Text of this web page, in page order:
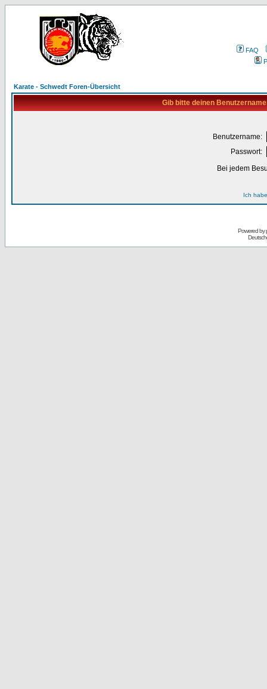
FAQ
Karate - Schwedt Foren-Übersicht
Gib bitte deinen
Benutzername:
Passwort:
Bei jedem
Ich
Powered by